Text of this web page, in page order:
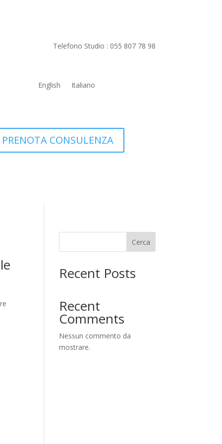
Telefono Studio : 055 807 78 98
English Italiano
PRENOTA CONSULENZA
Cerca
Recent Posts
Recent
Comments
Nessun commento da
mostrare.